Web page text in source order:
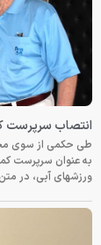
انتصاب سرپرست
طی حکمی از سوی
به عنوان سرپرست
ورزشهای آبی، در متن